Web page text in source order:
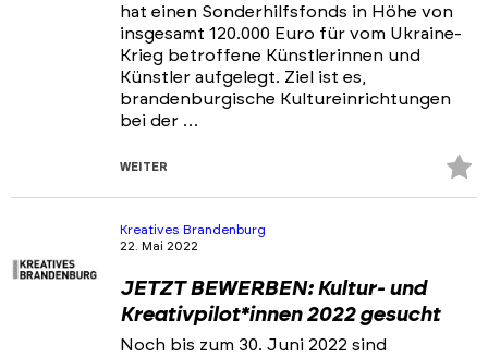
hat einen Sonderhilfsfonds in Höhe von
insgesamt 120.000 Euro für vom Ukraine-
Krieg betroffene Künstlerinnen und
Künstler aufgelegt. Ziel ist es,
brandenburgische Kultureinrichtungen
bei der …
WEITER
Kreatives Brandenburg
22. Mai 2022
JETZT BEWERBEN: Kultur- und
Kreativpilot*innen 2022 gesucht
Noch bis zum 30. Juni 2022 sind